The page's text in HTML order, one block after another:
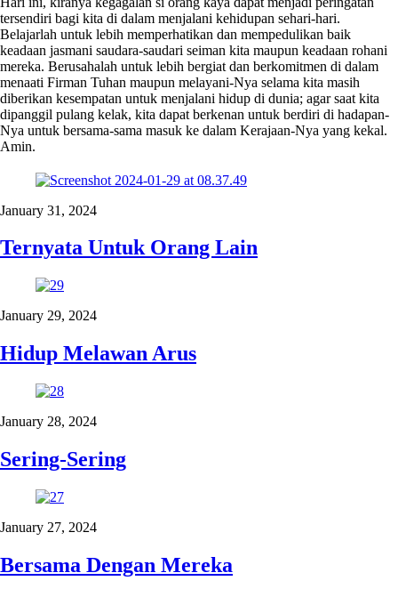
tersendiri bagi kita di dalam menjalani kehidupan sehari-hari.
Belajarlah untuk lebih memperhatikan dan mempedulikan baik
keadaan jasmani saudara-saudari seiman kita maupun keadaan rohani
mereka. Berusahalah untuk lebih bergiat dan berkomitmen di dalam
menaati Firman Tuhan maupun melayani-Nya selama kita masih
diberikan kesempatan untuk menjalani hidup di dunia; agar saat kita
dipanggil pulang kelak, kita dapat berkenan untuk berdiri di hadapan-
Nya untuk bersama-sama masuk ke dalam Kerajaan-Nya yang kekal.
Amin.
January 31, 2024
Ternyata Untuk Orang Lain
January 29, 2024
Hidup Melawan Arus
January 28, 2024
Sering-Sering
January 27, 2024
Bersama Dengan Mereka